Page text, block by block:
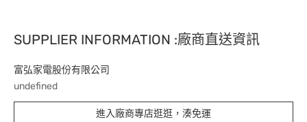
SUPPLIER INFORMATION :廠商直送資訊
富弘家電股份有限公司
undefined
進入廠商專店逛逛，湊免運